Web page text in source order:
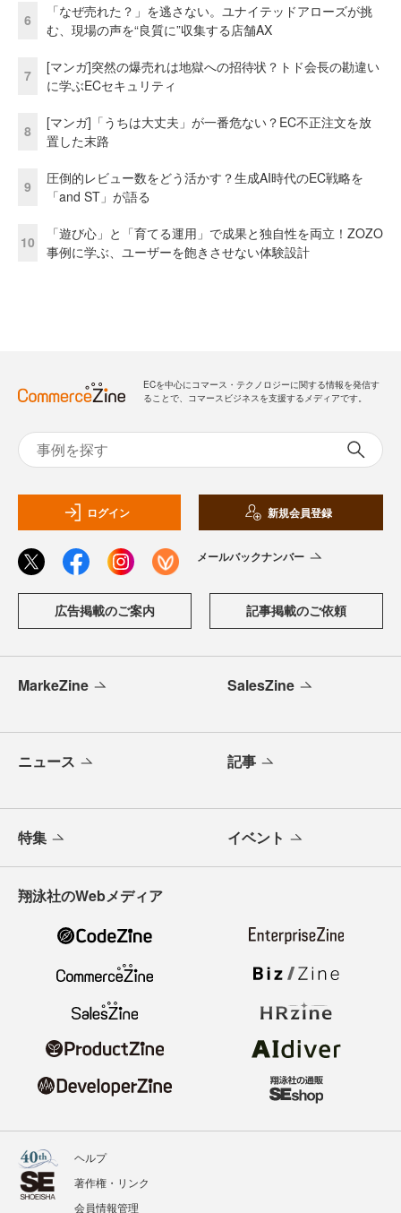
6
「なぜ売れた？」を逃さない。ユナイテッドアローズが挑
む、現場の声を“良質に”収集する店舗AX
7
[マンガ]突然の爆売れは地獄への招待状？トド会長の勘違い
に学ぶECセキュリティ
8
[マンガ]「うちは大丈夫」が一番危ない？EC不正注文を放
置した末路
9
圧倒的レビュー数をどう活かす？生成AI時代のEC戦略を
「and ST」が語る
10
「遊び心」と「育てる運用」で成果と独自性を両立！ZOZO
事例に学ぶ、ユーザーを飽きさせない体験設計
ECを中心にコマース・テクノロジーに関する情報を発信す
ることで、コマースビジネスを支援するメディアです。
ログイン 新規会員登録
メールバックナンバー
広告掲載のご案内 記事掲載のご依頼
MarkeZine SalesZine
ニュース 記事
特集 イベント
翔泳社のWebメディア
ヘルプ
著作権・リンク
会員情報管理